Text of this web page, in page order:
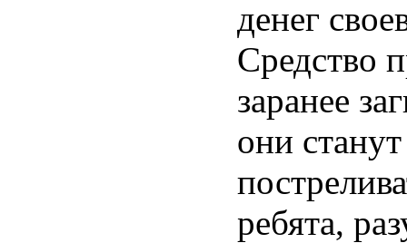
денег
Средство
заранее
они
ребята,